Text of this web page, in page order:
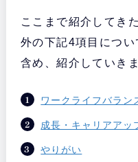
ここまで紹介してき
外の下記4項目につ
含め、紹介していきま
ワークライフバラン
成長・キャリアアッ
やりがい